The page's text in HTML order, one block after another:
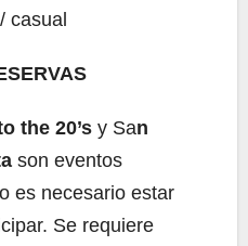
casual
the 20’s y San
son eventos
es necesario estar
Se requiere